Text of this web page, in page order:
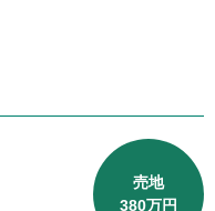
売地
380万円